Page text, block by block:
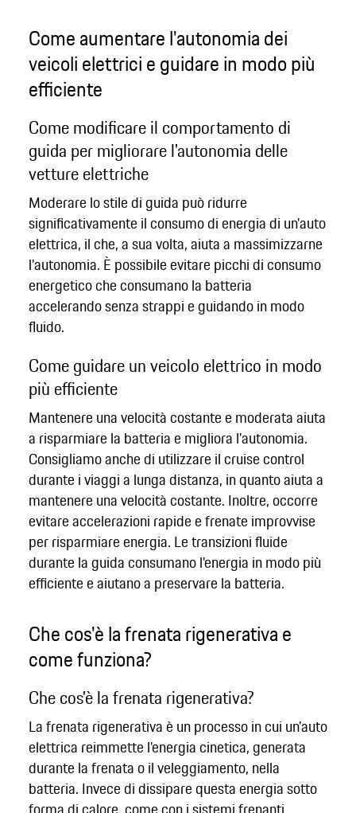
Come aumentare l'autonomia dei
veicoli elettrici e guidare in modo più
efficiente
Come modificare il comportamento di
guida per migliorare l'autonomia delle
vetture elettriche
Moderare lo stile di guida può ridurre
significativamente il consumo di energia di un'auto
elettrica, il che, a sua volta, aiuta a massimizzarne
l'autonomia. È possibile evitare picchi di consumo
energetico che consumano la batteria
accelerando senza strappi e guidando in modo
fluido.
Come guidare un veicolo elettrico in modo
più efficiente
Mantenere una velocità costante e moderata aiuta
a risparmiare la batteria e migliora l'autonomia.
Consigliamo anche di utilizzare il cruise control
durante i viaggi a lunga distanza, in quanto aiuta a
mantenere una velocità costante. Inoltre, occorre
evitare accelerazioni rapide e frenate improvvise
per risparmiare energia. Le transizioni fluide
durante la guida consumano l'energia in modo più
efficiente e aiutano a preservare la batteria.
Che cos'è la frenata rigenerativa e
come funziona?
Che cos'è la frenata rigenerativa?
La frenata rigenerativa è un processo in cui un'auto
elettrica reimmette l'energia cinetica, generata
durante la frenata o il veleggiamento, nella
batteria. Invece di dissipare questa energia sotto